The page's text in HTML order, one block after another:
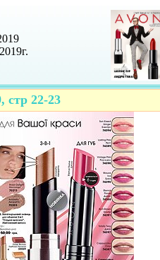
стр 22-23